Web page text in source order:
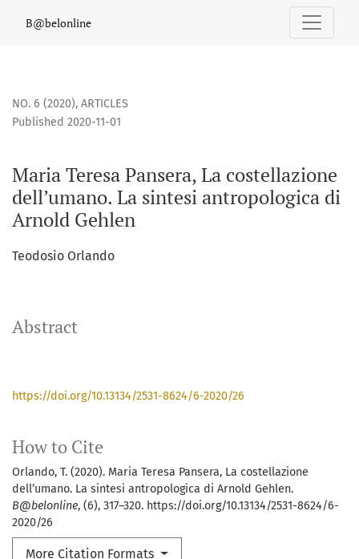
Maria Teresa Pansera, La costellazione dell’umano. La
B@belonline
NO. 6 (2020), ARTICLES
Maria Teresa Pansera, La costellazione
dell’umano. La sintesi antropologica di
Arnold Gehlen
Published 2020-11-01
Teodosio Orlando
How to Cite
Orlando, T. (2020). Maria Teresa Pansera, La costellazione
dell’umano. La sintesi antropologica di Arnold Gehlen.
B@belonline, (6), 317–320. https://doi.org/10.13134/2531-8624/6-
2020/26
More Citation Formats
Abstract
https://doi.org/10.13134/2531-8624/6-2020/26